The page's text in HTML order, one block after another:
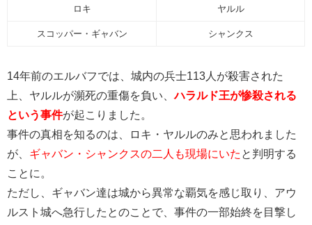
ロキ ヤルル
スコッパー・ギャバン シャンクス
14年前のエルバフでは、城内の兵士113人が殺害された
上、ヤルルが瀕死の重傷を負い、ハラルド王が惨殺される
という事件が起こりました。
事件の真相を知るのは、ロキ・ヤルルのみと思われました
が、 ギャバン・シャンクスの二人も現場にいた と判明する
ことに。
ただし、ギャバン達は城から異常な覇気を感じ取り、アウ
ルスト城へ急行したとのことで、事件の一部始終を目撃し